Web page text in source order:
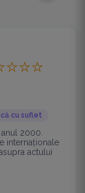
cu suflet
2000.
internaționale
actului